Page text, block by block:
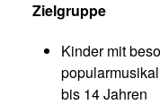
Zielgruppe
Kinder mit
bis 14 Jahren